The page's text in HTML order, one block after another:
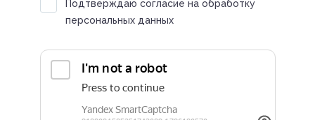
Подтверждаю согласие на обработку
персональных данных